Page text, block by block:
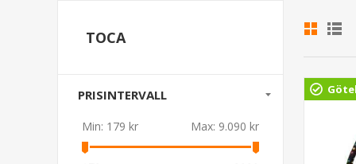
TOCA
PRISINTERVALL
Min: 179 kr Max: 9.090 kr